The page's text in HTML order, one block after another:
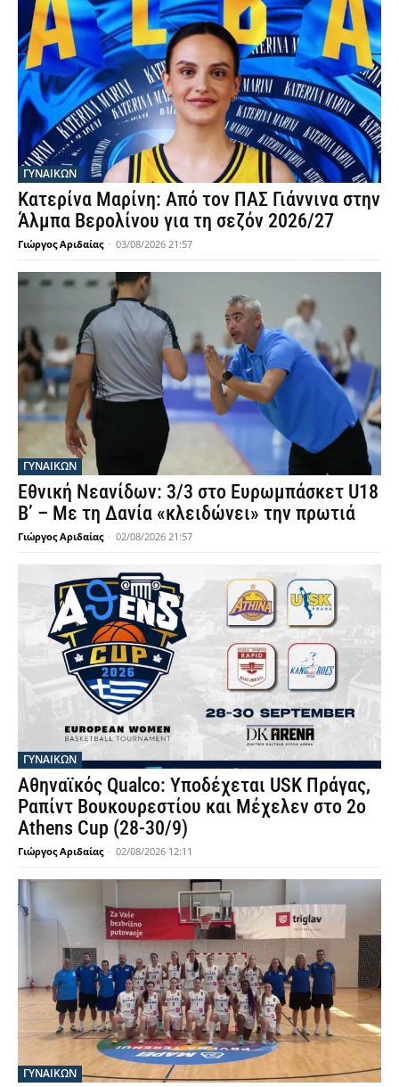
ΓΥΝΑΙΚΩΝ
Κατερίνα Μαρίνη: Από τον ΠΑΣ Γιάννινα στην
Άλμπα Βερολίνου για τη σεζόν 2026/27
Γιώργος Αριδαίας - 03/08/2026 21:57
ΓΥΝΑΙΚΩΝ
Εθνική Νεανίδων: 3/3 στο Ευρωμπάσκετ U18
Β’ – Με τη Δανία «κλειδώνει» την πρωτιά
Γιώργος Αριδαίας - 02/08/2026 21:57
ΓΥΝΑΙΚΩΝ
Αθηναϊκός Qualco: Υποδέχεται USK Πράγας,
Ραπίντ Βουκουρεστίου και Μέχελεν στο 2ο
Athens Cup (28-30/9)
Γιώργος Αριδαίας - 02/08/2026 12:11
ΓΥΝΑΙΚΩΝ